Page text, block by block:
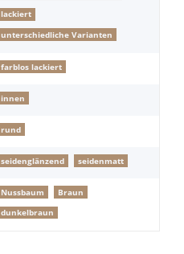
lackiert
unterschiedliche Varianten
farblos lackiert
innen
rund
seidenglänzend seidenmatt
Nussbaum
Braun
dunkelbraun